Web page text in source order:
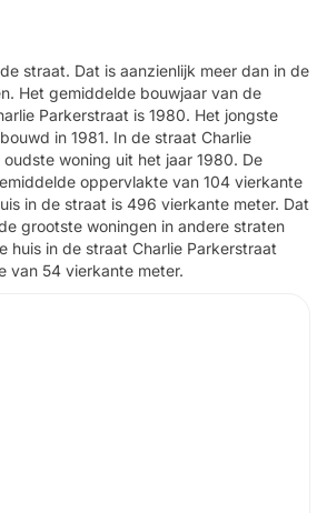
straat. Dat is aanzienlijk meer dan in de
Het gemiddelde bouwjaar van de
Parkerstraat is 1980. Het jongste
in 1981. In de straat Charlie
woning uit het jaar 1980. De
oppervlakte van 104 vierkante
in de straat is 496 vierkante meter. Dat
grootste woningen in andere straten
huis in de straat Charlie Parkerstraat
van 54 vierkante meter.